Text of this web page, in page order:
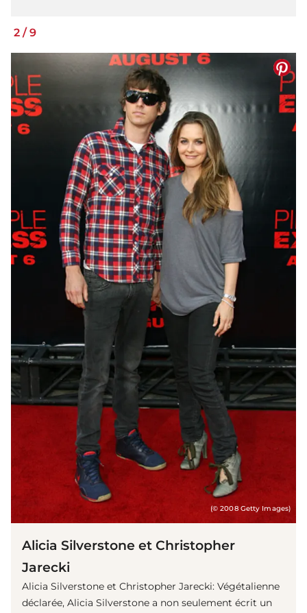
2 /9
(© 2008 Getty Images)
Alicia Silverstone et Christopher
Jarecki
Alicia Silverstone et Christopher Jarecki: Végétalienne
déclarée, Alicia Silverstone a non seulement écrit un